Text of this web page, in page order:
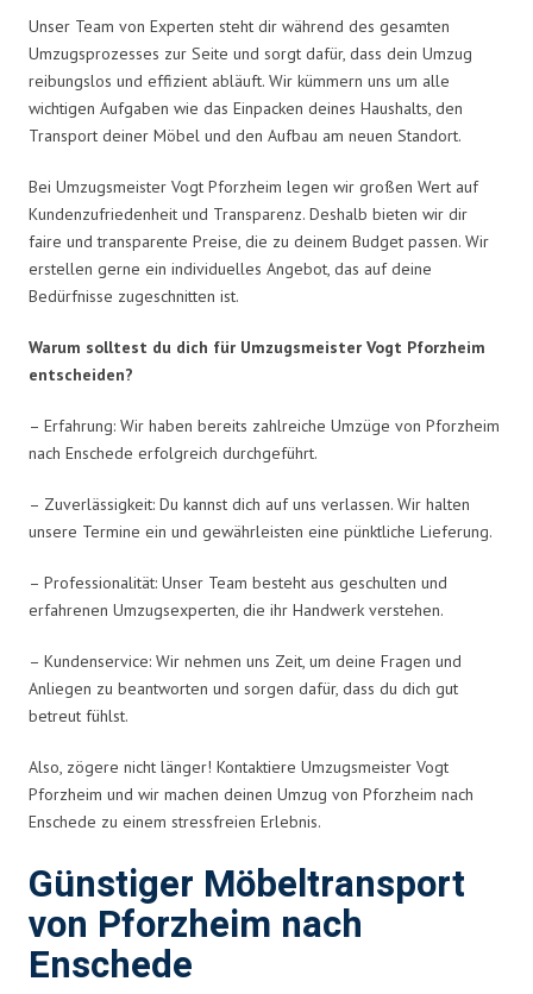
Unser Team von Experten steht dir während des gesamten
Umzugsprozesses zur Seite und sorgt dafür, dass dein Umzug
reibungslos und effizient abläuft. Wir kümmern uns um alle
wichtigen Aufgaben wie das Einpacken deines Haushalts, den
Transport deiner Möbel und den Aufbau am neuen Standort.
Bei Umzugsmeister Vogt Pforzheim legen wir großen Wert auf
Kundenzufriedenheit und Transparenz. Deshalb bieten wir dir
faire und transparente Preise, die zu deinem Budget passen. Wir
erstellen gerne ein individuelles Angebot, das auf deine
Bedürfnisse zugeschnitten ist.
Warum solltest du dich für Umzugsmeister Vogt Pforzheim
entscheiden?
– Erfahrung: Wir haben bereits zahlreiche Umzüge von Pforzheim
nach Enschede erfolgreich durchgeführt.
– Zuverlässigkeit: Du kannst dich auf uns verlassen. Wir halten
unsere Termine ein und gewährleisten eine pünktliche Lieferung.
– Professionalität: Unser Team besteht aus geschulten und
erfahrenen Umzugsexperten, die ihr Handwerk verstehen.
– Kundenservice: Wir nehmen uns Zeit, um deine Fragen und
Anliegen zu beantworten und sorgen dafür, dass du dich gut
betreut fühlst.
Also, zögere nicht länger! Kontaktiere Umzugsmeister Vogt
Pforzheim und wir machen deinen Umzug von Pforzheim nach
Enschede zu einem stressfreien Erlebnis.
Günstiger Möbeltransport
von Pforzheim nach
Enschede